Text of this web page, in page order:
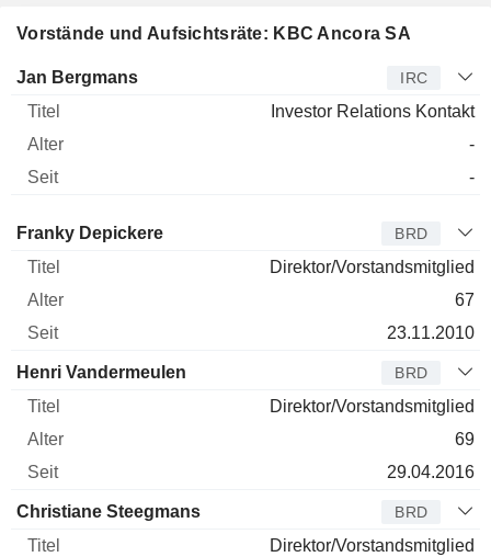
Vorstände und Aufsichtsräte: KBC Ancora SA
Manager Titel
Jan Bergmans IRC
Investor Relations Kontakt
-
-
Verwaltungsratsmitglied
Franky Depickere BRD
Direktor/Vorstandsmitglied
67
23.11.2010
Henri Vandermeulen BRD
Direktor/Vorstandsmitglied
69
29.04.2016
Christiane Steegmans BRD
Direktor/Vorstandsmitglied